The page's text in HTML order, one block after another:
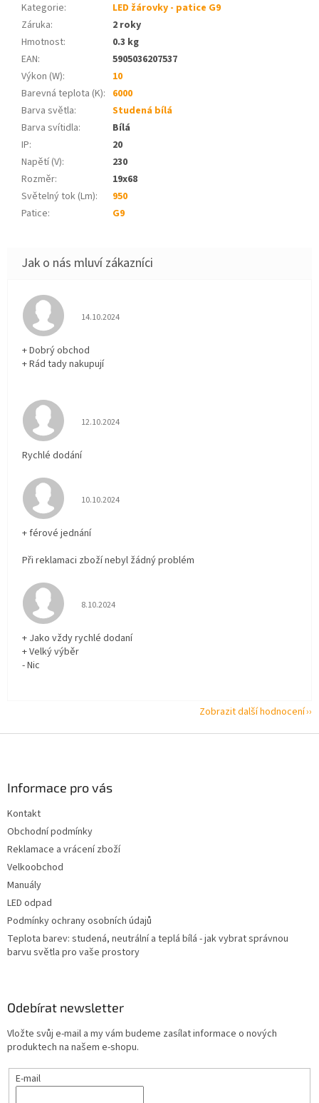
Kategorie:
LED žárovky - patice G9
Záruka:
2 roky
Hmotnost:
0.3 kg
EAN:
5905036207537
Výkon (W):
10
Barevná teplota (K): 6000
Barva světla:
Studená bílá
Barva svítidla:
Bílá
IP:
20
Napětí (V):
230
Rozměr:
19x68
Světelný tok (Lm):
950
Patice: G9
Hodnocení obchodu je 5 z 5 hvězdiček.
14.10.2024
+ Dobrý obchod
+ Rád tady nakupují
Hodnocení obchodu je 5 z 5 hvězdiček.
12.10.2024
Rychlé dodání
Hodnocení obchodu je 5 z 5 hvězdiček.
10.10.2024
+ férové jednání
Při reklamaci zboží nebyl žádný problém
Hodnocení obchodu je 5 z 5 hvězdiček.
8.10.2024
+ Jako vždy rychlé dodaní
+ Velký výběr
- Nic
Zobrazit další hodnocení
Informace pro vás
Kontakt
Obchodní podmínky
Reklamace a vrácení zboží
Velkoobchod
Manuály
LED odpad
Podmínky ochrany osobních údajů
Teplota barev: studená, neutrální a teplá bílá - jak vybrat správnou
barvu světla pro vaše prostory
Odebírat newsletter
Vložte svůj e-mail a my vám budeme zasílat informace o nových
produktech na našem e-shopu.
E-mail